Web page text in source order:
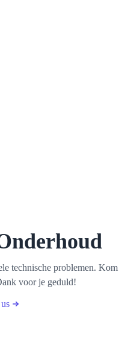
technische problemen. Kom
voor je geduld!